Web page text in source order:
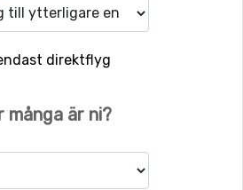
direktflyg
många är ni?